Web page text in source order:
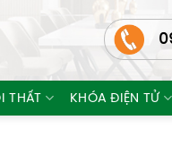
THẤT KHÓA ĐIỆN TỬ